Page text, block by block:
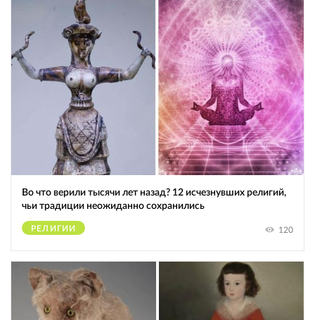
Во что верили тысячи лет назад? 12 исчезнувших религий,
чьи традиции неожиданно сохранились
РЕЛИГИИ 120